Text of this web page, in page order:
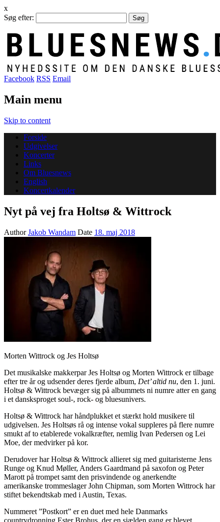
x
Søg efter:
Facebook RSS Email
Main menu
Skip to content
Forside
Udgivelser
Koncerter
Links
Om Bluesnews
English
Koncertkalender
Nyt på vej fra Holtsø & Wittrock
AuthorJakob Wandam Date 18. maj 2018
Morten Wittrock og Jes Holtsø
Det musikalske makkerpar Jes Holtsø og Morten Wittrock er tilbage
efter tre år og udsender deres fjerde album, Det’ altid nu, den 1. juni.
Holtsø & Wittrock bevæger sig på albummets ni numre atter en gang
i et dansksproget soul-, rock- og bluesunivers.
Holtsø & Wittrock har håndplukket et stærkt hold musikere til
udgivelsen. Jes Holtsøs rå og intense vokal suppleres på flere numre
smukt af to etablerede vokalkræfter, nemlig Ivan Pedersen og Lei
Moe, der medvirker på kor.
Derudover har Holtsø & Wittrock allieret sig med guitaristerne Jens
Runge og Knud Møller, Anders Gaardmand på saxofon og Peter
Marott på trompet samt den prisvindende og anerkendte
amerikanske trommeslager John Chipman, som Morten Wittrock har
stiftet bekendtskab med i Austin, Texas.
Nummeret ”Postkort” er en duet med hele Danmarks
countrydronning Ester Brohus, der en sjælden gang er blevet